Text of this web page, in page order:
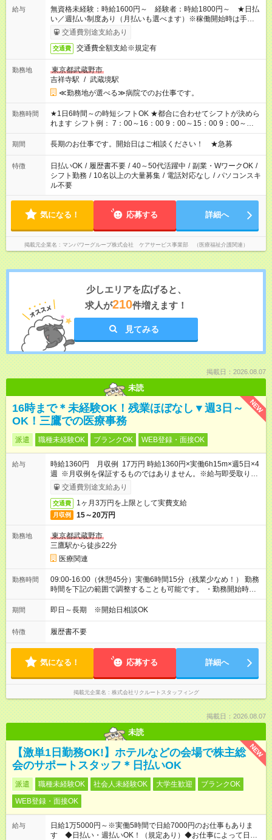
給与
無資格未経験：時給1600円～ 経験者：時給1800円～ ★日払
い／週払い制度あり（月払いも選べます）※稼働開始時は手続き
完了次第のお支払いとなります。
交通費別途支給あり
交通費 交通費全額支給※規定有
勤務地
東京都武蔵野市
吉祥寺駅 / 武蔵境駅
≪勤務地が選べる≫病院でのお仕事です。
勤務時間
★1日6時間～の時短シフトOK ★都合に合わせてシフトが決めら
れます シフト例： 7：00～16：00 9：00～15：00 9：00～
18：00 11：00～20：00 など ※Wワークの場合、他のお仕事と
合わせ週40時間超の就業はご案内できません ※法令に基づき、
派遣法（日雇い派遣の原則禁止）により、短時間・短期間の就
業はご案内が難しい場合があります
期間 長期のお仕事です。開始日はご相談ください！ ★急募
特徴 日払いOK / 履歴書不要 / 40～50代活躍中 / 副業・WワークOK /
シフト勤務 / 10名以上の大量募集 / 電話対応なし / パソコンスキ
ル不要
気になる！ 応募する 詳細へ
掲載元企業名 マンパワーグループ株式会社 ケアサービス事業部 （医療福祉介護関連）
少しエリアを広げると、
求人が210件増えます！
見てみる
掲載日：2026.08.07
未読
NEW
16時まで＊未経験OK！残業ほぼなし▼週3日～
OK！三鷹での医療事務
派遣 職種未経験OK ブランクOK WEB登録・面接OK
給与
時給1360円 月収例 17万円 時給1360円×実働6h15m×週5日×4
週 ※月収例を保証するものではありません。※給与即受取りサ
ービス利用可（利用条件有）
交通費別途支給あり
交通費 1ヶ月3万円を上限として実費支給
月収例 15～20万円
勤務地
東京都武蔵野市
三鷹駅から徒歩22分
医療関連
勤務時間
09:00-16:00（休憩45分）実働6時間15分（残業少なめ！） 勤務
時間を下記の範囲で調整することも可能です。 ・勤務開始時
間 09:00～10:00 ・勤務終了時間 15:00～16:00 ・実働
04:15～06:15
期間 即日～長期 ※開始日相談OK
特徴 履歴書不要
気になる！ 応募する 詳細へ
掲載元企業名 株式会社リクルートスタッフィング
掲載日：2026.08.07
未読
NEW
【激単1日勤務OK!】ホテルなどの会場で株主総
会のサポートスタッフ＊日払いOK
派遣 職種未経験OK 社会人未経験OK 大学生歓迎
ブランクOK
WEB登録・面接OK
給与
日給1万5000円～※実働5時間で日給7000円のお仕事もありま
す ◆日払い・週払いOK！（規定あり）◆お仕事によって日給も